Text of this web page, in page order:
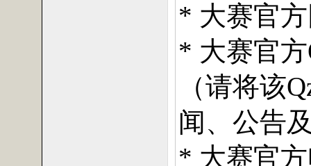
* 大赛官
* 大赛官方
（请将该
闻、公告
* 大赛官